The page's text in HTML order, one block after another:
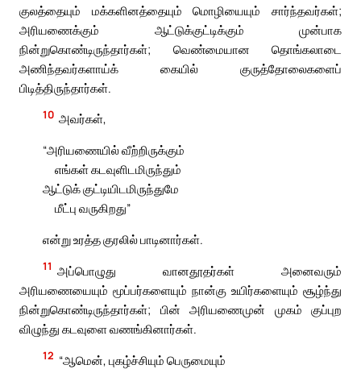
குலத்தையும் மக்களினத்தையும் மொழியையும் சார்ந்தவர்கள்;
அரியணைக்கும் ஆட்டுக்குட்டிக்கும் முன்பாக
நின்றுகொண்டிருந்தார்கள்; வெண்மையான தொங்கலாடை
அணிந்தவர்களாய்க் கையில் குருத்தோலைகளைப்
பிடித்திருந்தார்கள்.
10 அவர்கள்,
“அரியணையில் வீற்றிருக்கும்
எங்கள் கடவுளிடமிருந்தும்
ஆட்டுக் குட்டியிடமிருந்துமே
மீட்பு வருகிறது”
என்று உரத்த குரலில் பாடினார்கள்.
11 அப்பொழுது வானதூதர்கள் அனைவரும்
அரியணையையும் மூப்பர்களையும் நான்கு உயிர்களையும் சூழ்ந்து
நின்றுகொண்டிருந்தார்கள்; பின் அரியணைமுன் முகம் குப்புற
விழுந்து கடவுளை வணங்கினார்கள்.
12 “ஆமென், புகழ்ச்சியும் பெருமையும்